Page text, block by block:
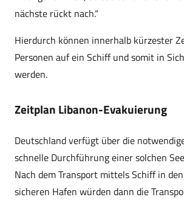
nächste rückt nach.“
Hierdurch können innerhalb kürzester
Personen auf ein Schiff und somit in
werden.
Zeitplan Libanon-Evakuierung
Deutschland verfügt über die
schnelle Durchführung einer solchen
Nach dem Transport mittels Schiff in
sicheren Hafen würden dann die